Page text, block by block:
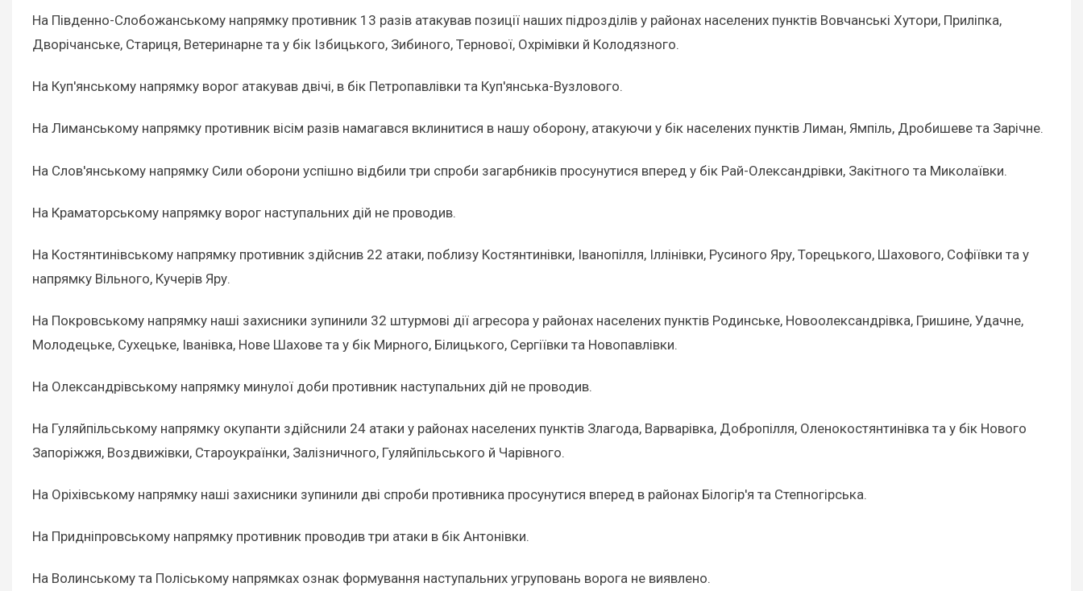
На Південно-Слобожанському напрямку противник 13 разів атакував позиції наших підрозділів у районах населених пунктів Вовчанські Хутори, Приліпка,
Дворічанське, Стариця, Ветеринарне та у бік Ізбицького, Зибиного, Тернової, Охрімівки й Колодязного.
На Куп'янському напрямку ворог атакував двічі, в бік Петропавлівки та Куп'янська-Вузлового.
На Лиманському напрямку противник вісім разів намагався вклинитися в нашу оборону, атакуючи у бік населених пунктів Лиман, Ямпіль, Дробишеве та Зарічне.
На Слов'янському напрямку Сили оборони успішно відбили три спроби загарбників просунутися вперед у бік Рай-Олександрівки, Закітного та Миколаївки.
На Краматорському напрямку ворог наступальних дій не проводив.
На Костянтинівському напрямку противник здійснив 22 атаки, поблизу Костянтинівки, Іванопілля, Іллінівки, Русиного Яру, Торецького, Шахового, Софіївки та у
напрямку Вільного, Кучерів Яру.
На Покровському напрямку наші захисники зупинили 32 штурмові дії агресора у районах населених пунктів Родинське, Новоолександрівка, Гришине, Удачне,
Молодецьке, Сухецьке, Іванівка, Нове Шахове та у бік Мирного, Білицького, Сергіївки та Новопавлівки.
На Олександрівському напрямку минулої доби противник наступальних дій не проводив.
На Гуляйпільському напрямку окупанти здійснили 24 атаки у районах населених пунктів Злагода, Варварівка, Добропілля, Оленокостянтинівка та у бік Нового
Запоріжжя, Воздвижівки, Староукраїнки, Залізничного, Гуляйпільського й Чарівного.
На Оріхівському напрямку наші захисники зупинили дві спроби противника просунутися вперед в районах Білогір'я та Степногірська.
На Придніпровському напрямку противник проводив три атаки в бік Антонівки.
На Волинському та Поліському напрямках ознак формування наступальних угруповань ворога не виявлено.